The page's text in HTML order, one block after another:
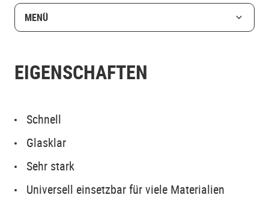
MENÜ
EIGENSCHAFTEN
Schnell
Glasklar
Sehr stark
Universell einsetzbar für viele Materialien